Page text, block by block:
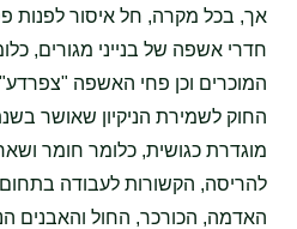
אך, בכל מקרה, חל איסור לפנות
חדרי אשפה של בנייני מגורים,
המוכרים וכן פחי האשפה
מוגדרת כגושית, כלומר חומר
להריסה, הקשורות לעבודה
האדמה, הכורכר, החול והאבנים